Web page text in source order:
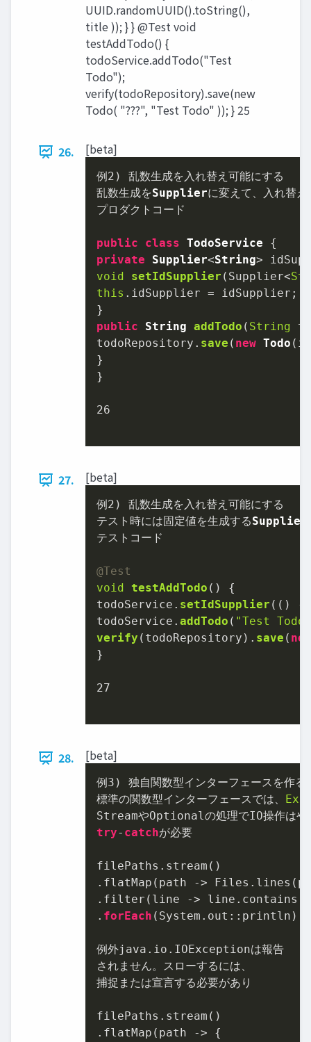
UUID.randomUUID().toString(),
title )); } } @Test void
testAddTodo() {
todoService.addTodo("Test
Todo");
verify(todoRepository).save(new
Todo( "???", "Test Todo" )); } 25
26. [beta]
例 2 ) 乱数生成を入れ替え可能にする
乱数生成をSupplierに変えて、入れ替
プロダクトコード
public class TodoService
private
Supplier<String>
void
setIdSupplier ( Supplier<
this . idSupplier = idSupplier;
public
String addTodo ( String
todoRepository. save ( new Todo
}
}
26
27. [beta]
例 2 ) 乱数生成を入れ替え可能にする
テスト時には固定値を生成するSupplier
テストコード
@Test
void
testAddTodo ( ) {
todoService. setIdSupplier (() -
todoService. addTodo ( "Test Todo"
verify (todoRepository). save ( new
}
27
28. [beta]
例 3 ) 独自関数型インターフェースを作る
標準の関数型インターフェースでは、
try- catchが必要
filePaths.stream()
.flatMap(path ->
.filter(line ->
. forEach (System.out::println);
例外java.io.IOExceptionは報告
されません。スローするには、
捕捉または宣言する必要があり
filePaths.stream()